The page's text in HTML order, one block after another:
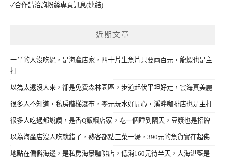
✓合作請洽詢粉絲專頁訊息(連結)
近期文章
一半的人沒吃過，是海產店家，四十片生魚片只要兩百元，龍蝦也是主
打
以為太遠沒人來，卻是免費森林園區，步道起伏平坦好走，雲海真美麗
很多人不知道，私房階梯瀑布，零元玩水好開心，溪畔咖啡店也是主打
很多人吃過都說讚，是香Q飯糰店家，吃一個睡到隔天，豆漿也是招牌
以為海產店沒人吃就錯了，熟客都點三菜一湯，390元的魚貨實在超佛
地點在偏僻海邊，是私房海景咖啡店，低消160元待半天，大海湛藍是